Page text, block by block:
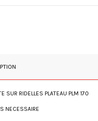
SUR RIDELLES PLATEAU PLM 170
NECESSAIRE